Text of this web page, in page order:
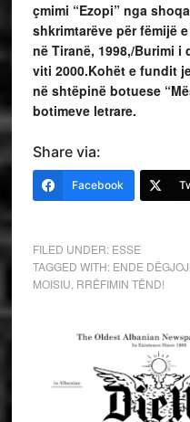
çmimi “Ezopi” nga
shkrimtarëve për fëmijë
në Tiranë, 1998,/Burimi i
viti 2000.Kohët e fundit
në shtëpinë botuese
botimeve letrare.
Share via:
Facebook
FILED UNDER: ESSE
TAGGED WITH: ENDE
MOISIU RRËFIMIN TËND!